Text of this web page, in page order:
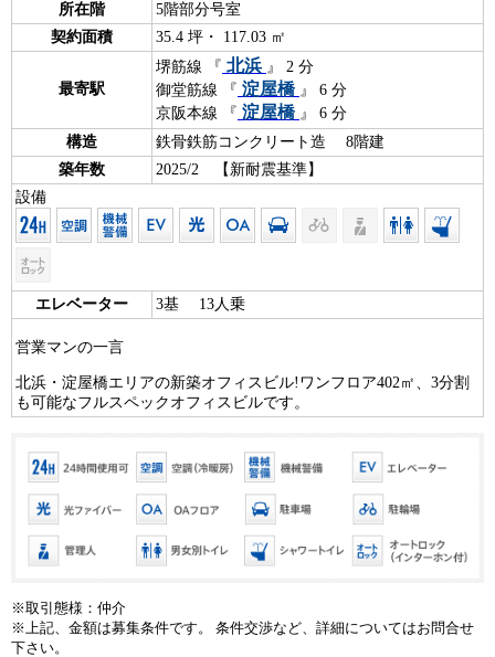
所在階
5階部分号室
契約面積
35.4 坪・ 117.03 ㎡
最寄駅
堺筋線 『 北浜 』 2 分
御堂筋線 『 淀屋橋 』 6 分
京阪本線 『 淀屋橋 』 6 分
構造
鉄骨鉄筋コンクリート造 8階建
築年数
2025/2 【新耐震基準】
設備
エレベーター 3基 13人乗
営業マンの一言
北浜・淀屋橋エリアの新築オフィスビル!ワンフロア402㎡、3分割
も可能なフルスペックオフィスビルです。
※取引態様：仲介
※上記、金額は募集条件です。 条件交渉など、詳細についてはお問合せ
下さい。